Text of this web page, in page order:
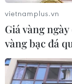
qua tháng đẫm
05/08/2026 23:47
Đức điều tra vụ
xuất hiện tại
vietnamplus.vn
Giá vàng
vàng bạc đá